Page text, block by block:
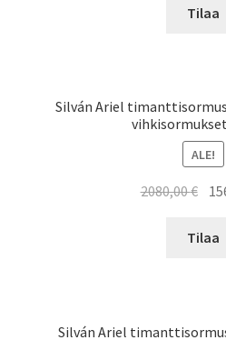
oli:
Tilaa
Silván Ariel
ALE!
2080,00€
oli:
Tilaa
Silván Ariel